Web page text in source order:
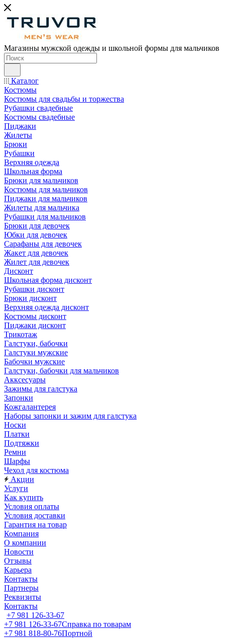
Магазины мужской одежды и школьной формы для мальчиков
Каталог
Костюмы
Костюмы для свадьбы и торжества
Рубашки свадебные
Костюмы свадебные
Пиджаки
Жилеты
Брюки
Рубашки
Верхняя одежда
Школьная форма
Брюки для мальчиков
Костюмы для мальчиков
Пиджаки для мальчиков
Жилеты для мальчика
Рубашки для мальчиков
Брюки для девочек
Юбки для девочек
Сарафаны для девочек
Жакет для девочек
Жилет для девочек
Дисконт
Школьная форма дисконт
Рубашки дисконт
Брюки дисконт
Верхняя одежда дисконт
Костюмы дисконт
Пиджаки дисконт
Трикотаж
Галстуки, бабочки
Галстуки мужские
Бабочки мужские
Галстуки, бабочки для мальчиков
Акксесуары
Зажимы для галстука
Запонки
Кожгалантерея
Наборы запонки и зажим для галстука
Носки
Платки
Подтяжки
Ремни
Шарфы
Чехол для костюма
Акции
Услуги
Как купить
Условия оплаты
Условия доставки
Гарантия на товар
Компания
О компании
Новости
Отзывы
Карьера
Контакты
Партнеры
Реквизиты
Контакты
+7 981 126-33-67
+7 981 126-33-67Справка по товарам
+7 981 818-80-76Портной